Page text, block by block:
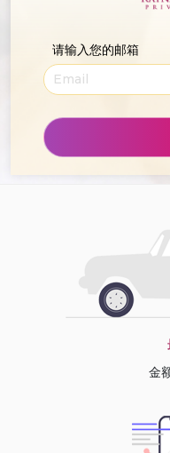
请输入您的邮箱
金